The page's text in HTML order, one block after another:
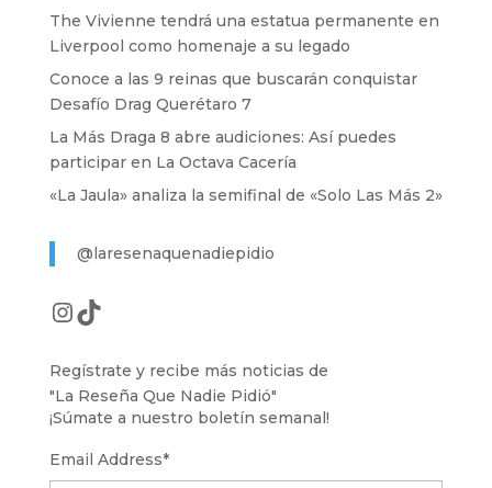
The Vivienne tendrá una estatua permanente en
Liverpool como homenaje a su legado
Conoce a las 9 reinas que buscarán conquistar
Desafío Drag Querétaro 7
La Más Draga 8 abre audiciones: Así puedes
participar en La Octava Cacería
«La Jaula» analiza la semifinal de «Solo Las Más 2»
@laresenaquenadiepidio
Instagram
TikTok
Regístrate y recibe más noticias de
"La Reseña Que Nadie Pidió"
¡Súmate a nuestro boletín semanal!
Email Address*